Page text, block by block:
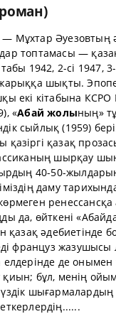
— Мұхтар Әуезовтың
топтамасы —
1942, 2-сі 1947,
шықты.
екі кітабына КСРО
«Абай жолының»
сыйлық (1959)
қазіргі қазақ
шырқау
40-50-
даму
да, өйткені
қазақ әдебиетінде
француз жазушысы
де онымен
бұл, менің
шығармалардың